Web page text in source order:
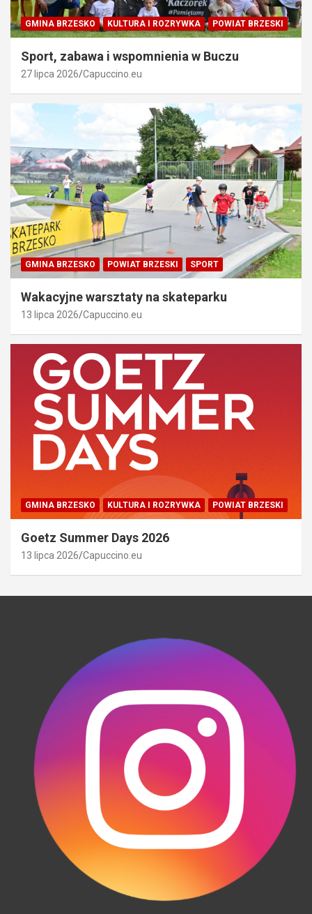
GMINA BRZESKO KULTURA I ROZRYWKA POWIAT BRZESKI
Sport, zabawa i wspomnienia w Buczu
27 lipca 2026 Capuccino.eu
GMINA BRZESKO POWIAT BRZESKI SPORT
Wakacyjne warsztaty na skateparku
13 lipca 2026 Capuccino.eu
GMINA BRZESKO KULTURA I ROZRYWKA POWIAT BRZESKI
Goetz Summer Days 2026
13 lipca 2026 Capuccino.eu